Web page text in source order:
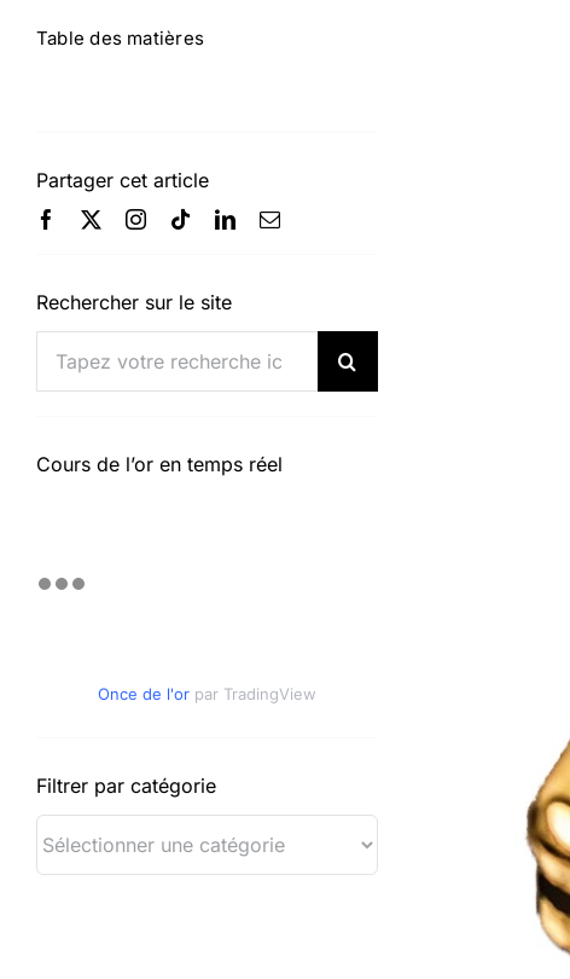
Table des matières
Partager cet article
Rechercher sur le site
Cours de l’or en temps réel
Once de l'or par TradingView
Filtrer par catégorie